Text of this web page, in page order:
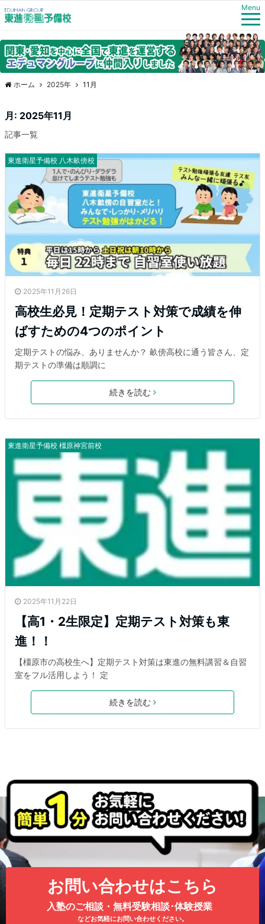
Menu
ホーム 2025年 11月
月: 2025年11月
記事一覧
東進衛星予備校 八木畝傍校
2025年11月26日
高校生必見！定期テスト対策で成績を伸
ばすための4つのポイント
定期テストの悩み、ありませんか？ 畝傍高校に通う皆さん、定
期テストの準備は順調に
続きを読む
東進衛星予備校 橿原神宮前校
2025年11月22日
【高1・2生限定】定期テスト対策も東
進！！
【橿原市の高校生へ】定期テスト対策は東進の無料講習＆自習
室をフル活用しよう！ 定
続きを読む
お問い合わせはこちら
入塾のご相談・無料受験相談･体験授業
などお気軽にお問い合わせください。